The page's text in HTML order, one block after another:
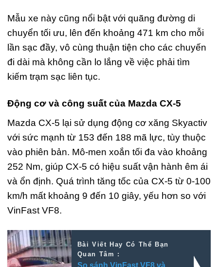
Mẫu xe này cũng nổi bật với quãng đường di
chuyển tối ưu, lên đến khoảng 471 km cho mỗi
lần sạc đầy, vô cùng thuận tiện cho các chuyến
đi dài mà không cần lo lắng về việc phải tìm
kiếm trạm sạc liên tục.
Động cơ và công suất của Mazda CX-5
Mazda CX-5 lại sử dụng động cơ xăng Skyactiv
với sức mạnh từ 153 đến 188 mã lực, tùy thuộc
vào phiên bản. Mô-men xoắn tối đa vào khoảng
252 Nm, giúp CX-5 có hiệu suất vận hành êm ái
và ổn định. Quá trình tăng tốc của CX-5 từ 0-100
km/h mất khoảng 9 đến 10 giây, yếu hơn so với
VinFast VF8.
Bài Viết Hay Có Thể Bạn
Quan Tâm :
So sánh VinFast VF8 và